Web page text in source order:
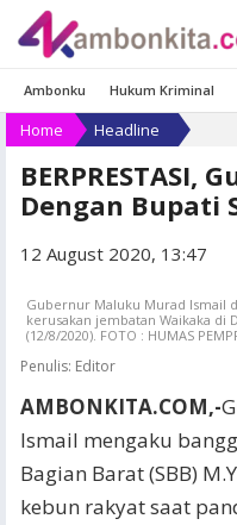
Ambonku Hukum Kriminal
Home Headline
BERPRESTASI,
Dengan Bupati
12 August 2020, 13:47
Gubernur Maluku Murad Ismail
kerusakan jembatan Waikaka di
(12/8/2020). FOTO : HUMAS
Penulis: Editor
AMBONKITA.COM,-
Ismail mengaku
Bagian Barat (SBB)
kebun rakyat saat